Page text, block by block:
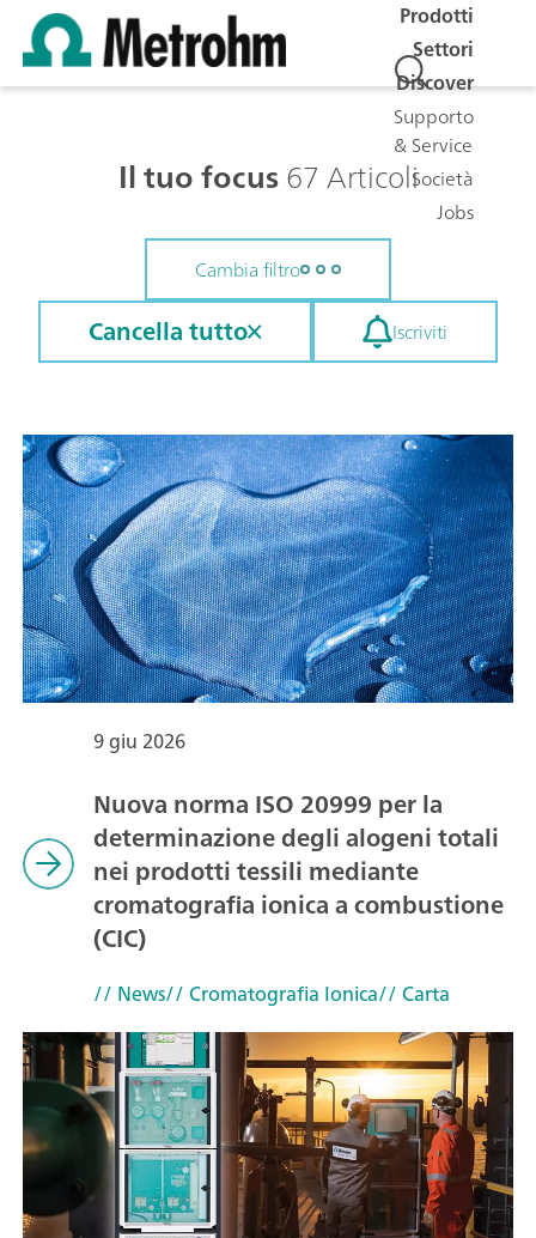
Prodotti
Settori
Discover
Supporto
& Service
Società
Jobs
Il tuo focus67 Articoli
Cambia filtro
Cancella tutto Iscriviti
9 giu 2026
Nuova norma ISO 20999 per la
determinazione degli alogeni totali
nei prodotti tessili mediante
cromatografia ionica a combustione
(CIC)
// News// Cromatografia Ionica// Carta